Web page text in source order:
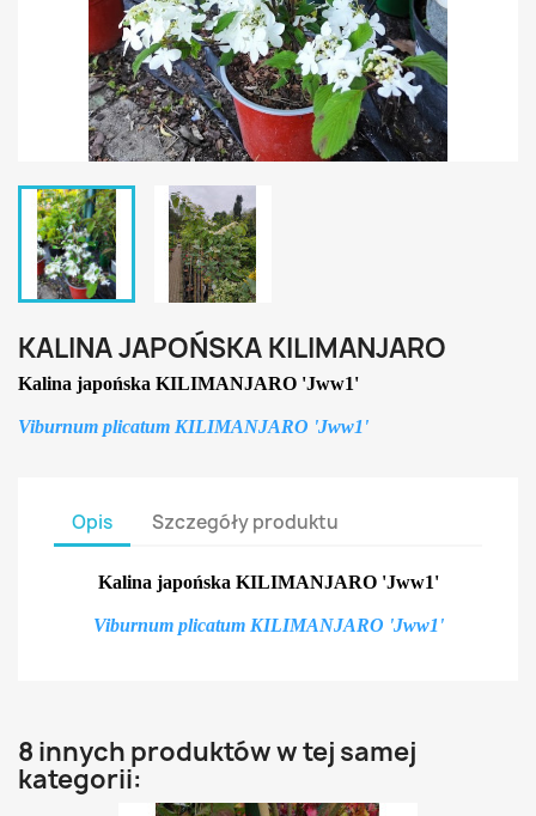
KALINA JAPOŃSKA KILIMANJARO
Kalina japońska KILIMANJARO 'Jww1'
Viburnum plicatum KILIMANJARO 'Jww1'
Opis Szczegóły produktu
Kalina japońska KILIMANJARO 'Jww1'
Viburnum plicatum KILIMANJARO 'Jww1'
8 innych produktów w tej samej
kategorii: